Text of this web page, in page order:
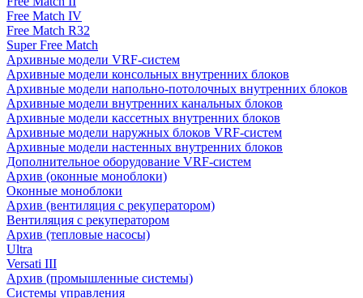
Free Match IV
Free Match R32
Super Free Match
Архивные модели VRF-систем
Архивные модели консольных внутренних блоков
Архивные модели напольно-потолочных внутренних блоков
Архивные модели внутренних канальных блоков
Архивные модели кассетных внутренних блоков
Архивные модели наружных блоков VRF-систем
Архивные модели настенных внутренних блоков
Дополнительное оборудование VRF-систем
Архив (оконные моноблоки)
Оконные моноблоки
Архив (вентиляция с рекуператором)
Вентиляция с рекуператором
Архив (тепловые насосы)
Ultra
Versati III
Архив (промышленные системы)
Системы управления